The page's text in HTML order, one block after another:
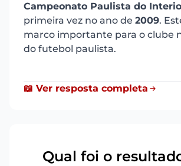
Campeonato Paulista do
primeira vez no ano de 2009.
marco importante para o clube
do futebol paulista.
📖 Ver resposta completa
Qual foi o